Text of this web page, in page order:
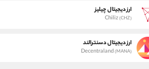
ارز دیجیتال چیلیز
Chiliz(CHZ)
ارز دیجیتال دسنترالند
Decentraland(MANA)